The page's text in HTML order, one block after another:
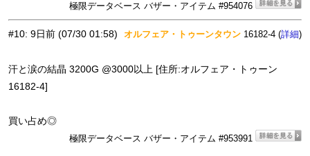
極限データベース バザー・アイテム #954076
#10: 9日前 (07/30 01:58) オルフェア・トゥーンタウン 16182-4 (詳細)
汗と涙の結晶 3200G @3000以上 [住所:オルフェア・トゥーン
16182-4]
買い占め◎
極限データベース バザー・アイテム #953991